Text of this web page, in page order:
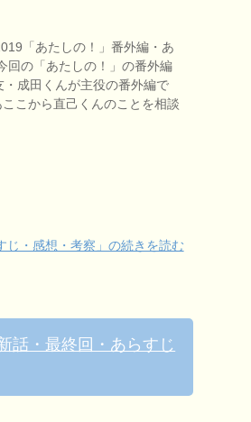
「あたしの！」番外編・あ
回の「あたしの！」の番外編
成田くんが主役の番外編で
こから直己くんのことを相談
じ・感想・考察」の続きを読む
話・最終回・あらすじ